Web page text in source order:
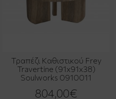
Τραπέζι Καθιστικού Frey
Travertine (91x91x38)
Soulworks 0910011
804,00€